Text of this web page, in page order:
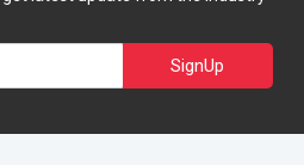
SignUp